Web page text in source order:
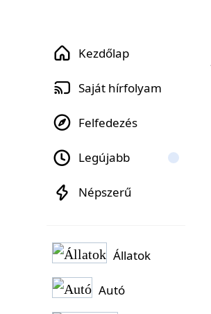
Kezdőlap
Saját hírfolyam
Felfedezés
Legújabb
Népszerű
Állatok
Autó